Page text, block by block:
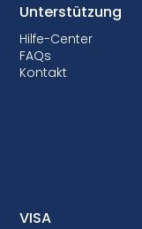
Unterstützung
Hilfe-Center
FAQs
Kontakt
VISA